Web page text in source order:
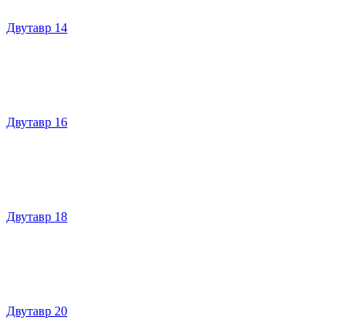
Двутавр 14
Двутавр 16
Двутавр 18
Двутавр 20